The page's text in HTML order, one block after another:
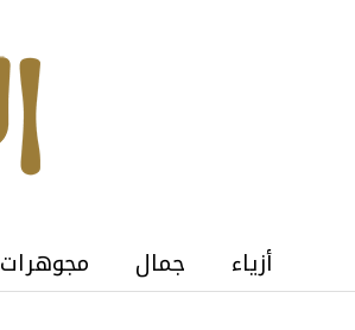
أزياء جمال مجوهرات